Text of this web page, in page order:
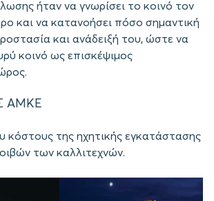
ήταν να γνωρίσει το κοινό τον
και να κατανοήσει πόσο σημαντική
και ανάδειξή του, ώστε να
κοινό ως επισκέψιμος
ΑΜΚΕ
κόστους της ηχητικής εγκατάστασης
των καλλιτεχνών.